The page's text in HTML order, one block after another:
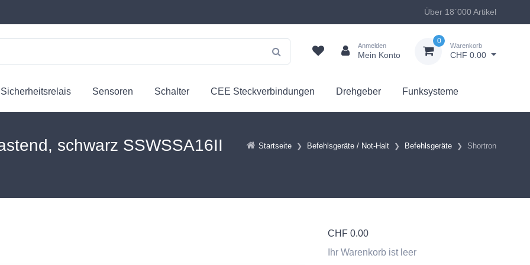
Über 18`000 Artikel
Anmelden
Mein Konto
0
Warenkorb
CHF 0.00
Sicherheitsrelais Sensoren Schalter CEE Steckverbindungen Drehgeber Funksysteme
Startseite Befehlsgeräte / Not-Halt Befehlsgeräte Shortron
schwarz SSWSSA16II
CHF 0.00
Ihr Warenkorb ist leer